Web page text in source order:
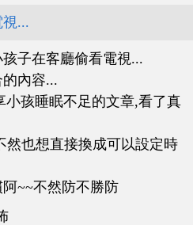
...
子在客廳偷看電視...
內容...
小孩睡眠不足的文章,看了真
然也想直接換成可以設定時
~~不然防不勝防